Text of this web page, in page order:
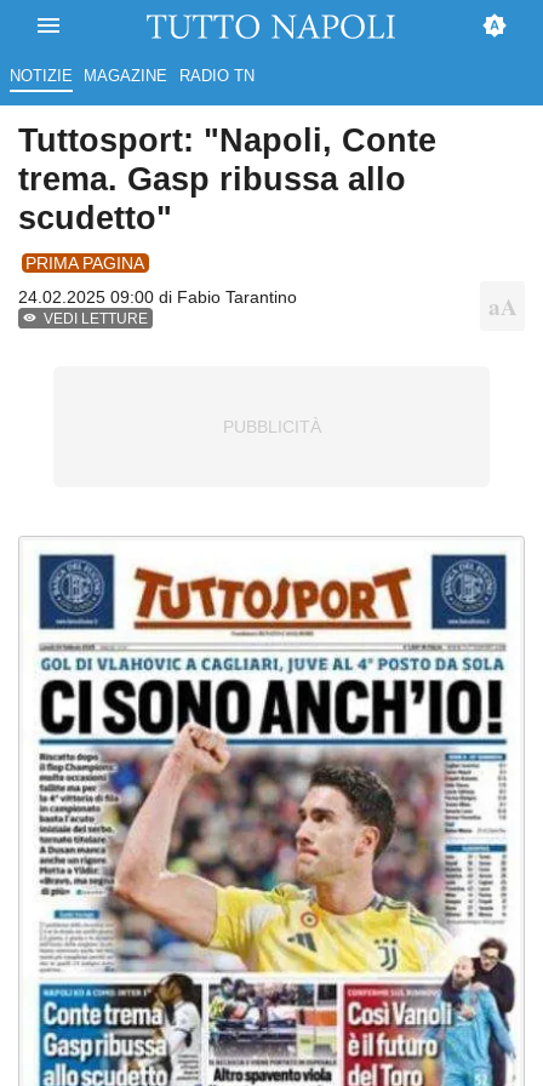
NOTIZIE MAGAZINE RADIO TN
Tuttosport: "Napoli, Conte
trema. Gasp ribussa allo
scudetto"
PRIMA PAGINA
24.02.2025 09:00 di Fabio Tarantino
VEDI LETTURE